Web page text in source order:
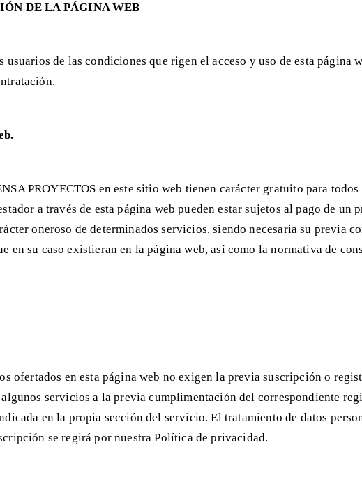
DE LA PÁGINA WEB
de las condiciones que rigen el acceso y uso de esta página
PROYECTOS en este sitio web tienen carácter gratuito para
a través de esta página web pueden estar sujetos al pago de un
oneroso de determinados servicios, siendo necesaria su previa
en su caso existieran en la página web, así como la normativa de
ofertados en esta página web no exigen la previa suscripción o
servicios a la previa cumplimentación del correspondiente
en la propia sección del servicio. El tratamiento de datos
se regirá por nuestra Política de privacidad.